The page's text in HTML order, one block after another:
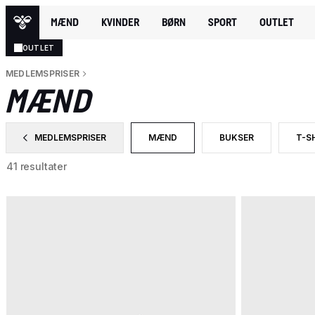
MÆND KVINDER BØRN SPORT OUTLET
OUTLET
MEDLEMSPRISER
MÆND
MEDLEMSPRISER
FILTRER EFTER CATEGORY: MEDLEMSPRISER
MÆND VALGT I ØJEBLIKKET FILTRERES
BUKSER
FILTRER EFTER T-
41 resultater